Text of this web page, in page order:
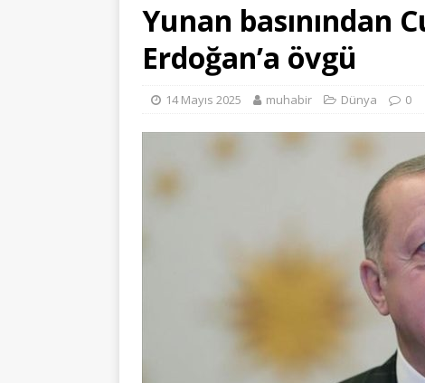
Yunan basınından
Erdoğan’a övgü
14 Mayıs 2025 muhabir Dünya 0